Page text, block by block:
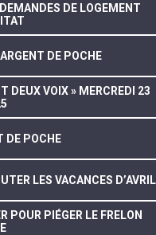
DE LOGEMENT
DE POCHE
DEUX VOIX » MERCREDI 23
DE POCHE
LES VACANCES D’AVRIL
POUR PIÉGER LE FRELON